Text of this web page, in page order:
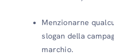
Menzionarne
slogan della
marchio.